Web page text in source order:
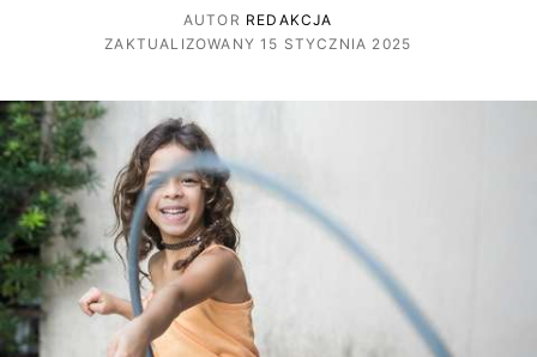
AUTOR REDAKCJA
ZAKTUALIZOWANY 15 STYCZNIA 2025